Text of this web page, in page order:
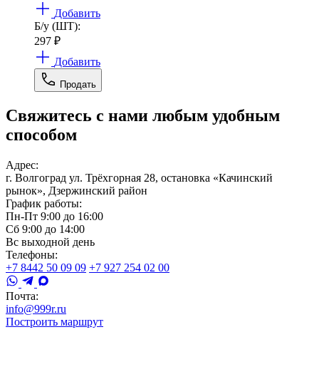
Добавить
Б/у (ШТ):
297 ₽
Добавить
Продать
Свяжитесь с нами любым удобным
способом
Адрес:
г. Волгоград ул. Трёхгорная 28, остановка «Качинский
рынок», Дзержинский район
График работы:
Пн-Пт 9:00 до 16:00
Сб 9:00 до 14:00
Вс выходной день
Телефоны:
+7 8442 50 09 09 +7 927 254 02 00
Почта:
info@999r.ru
Построить маршрут